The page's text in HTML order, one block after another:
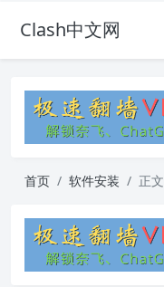
Clash中文网
首页 软件安装 正文